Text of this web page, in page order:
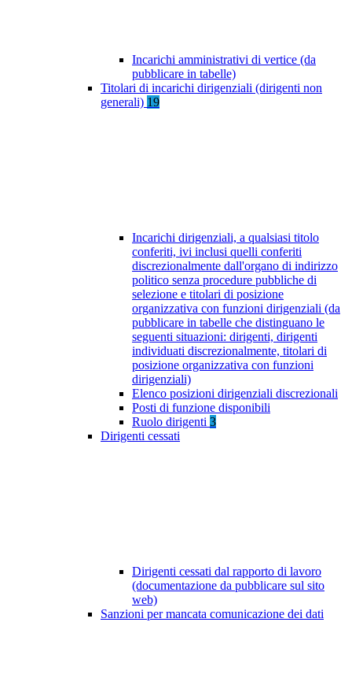
Incarichi amministrativi di vertice (da
pubblicare in tabelle)
Titolari di incarichi dirigenziali (dirigenti non
generali) 19
Incarichi dirigenziali, a qualsiasi titolo
conferiti, ivi inclusi quelli conferiti
discrezionalmente dall'organo di indirizzo
politico senza procedure pubbliche di
selezione e titolari di posizione
organizzativa con funzioni dirigenziali (da
pubblicare in tabelle che distinguano le
seguenti situazioni: dirigenti, dirigenti
individuati discrezionalmente, titolari di
posizione organizzativa con funzioni
dirigenziali)
Elenco posizioni dirigenziali discrezionali
Posti di funzione disponibili
Ruolo dirigenti 3
Dirigenti cessati
Dirigenti cessati dal rapporto di lavoro
(documentazione da pubblicare sul sito
web)
Sanzioni per mancata comunicazione dei dati